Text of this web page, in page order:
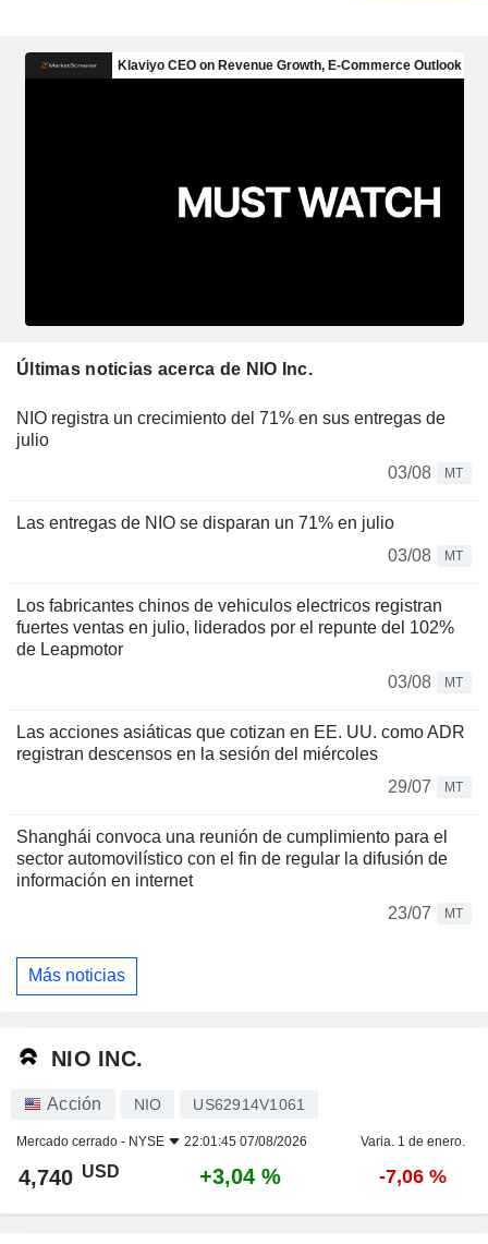
Últimas noticias acerca de NIO Inc.
NIO registra un crecimiento del 71% en sus entregas de
julio
03/08
MT
Las entregas de NIO se disparan un 71% en julio
03/08
MT
Los fabricantes chinos de vehiculos electricos registran
fuertes ventas en julio, liderados por el repunte del 102%
de Leapmotor
03/08
MT
Las acciones asiáticas que cotizan en EE. UU. como ADR
registran descensos en la sesión del miércoles
29/07
MT
Shanghái convoca una reunión de cumplimiento para el
sector automovilístico con el fin de regular la difusión de
información en internet
23/07
MT
Más noticias
NIO INC.
Acción NIO US62914V1061
Mercado cerrado - NYSE 22:01:45 07/08/2026 Varia. 1 de enero.
4,740 USD +3,04 % -7,06 %